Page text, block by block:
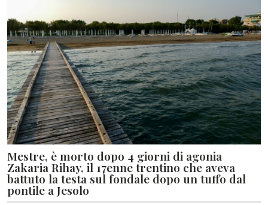
Mestre, è morto dopo 4 giorni di agonia
Zakaria Rihay, il 17enne trentino che aveva
battuto la testa sul fondale dopo un tuffo dal
pontile a Jesolo